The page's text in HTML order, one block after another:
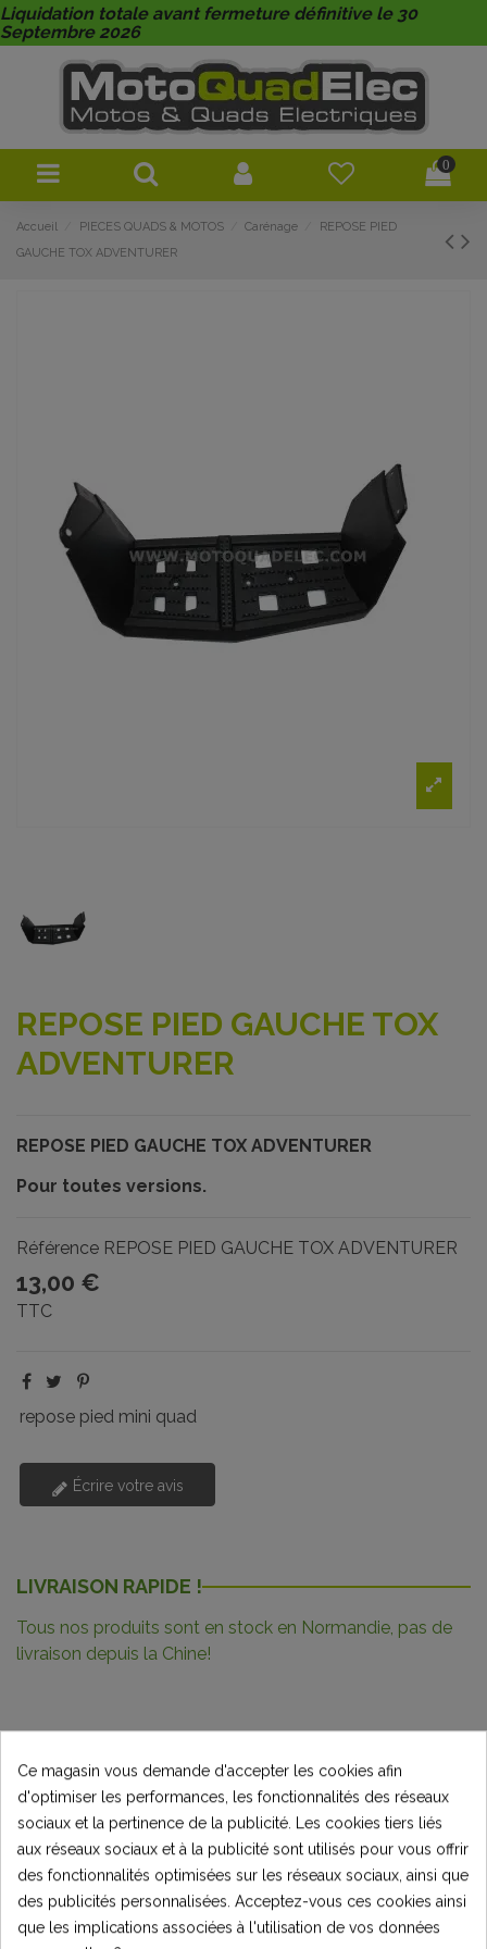
Liquidation totale avant fermeture définitive le 30
Septembre 2026
0
Accueil PIECES QUADS & MOTOS Carénage
REPOSE PIED
GAUCHE TOX ADVENTURER
REPOSE PIED GAUCHE TOX
ADVENTURER
REPOSE PIED GAUCHE TOX ADVENTURER
Pour toutes versions.
Référence REPOSE PIED GAUCHE TOX ADVENTURER
13,00 €
TTC
repose pied mini quad
Écrire votre avis
LIVRAISON RAPIDE !
Tous nos produits sont en stock en Normandie, pas de
livraison depuis la Chine!
Description
Détails du produit
Commentaires(0)
REPOSE PIED GAUCHE TOX ADVENTURER
Ce magasin vous demande d'accepter les cookies afin
d'optimiser les performances, les fonctionnalités des réseaux
sociaux et la pertinence de la publicité. Les cookies tiers liés
aux réseaux sociaux et à la publicité sont utilisés pour vous offrir
des fonctionnalités optimisées sur les réseaux sociaux, ainsi que
des publicités personnalisées. Acceptez-vous ces cookies ainsi
que les implications associées à l'utilisation de vos données